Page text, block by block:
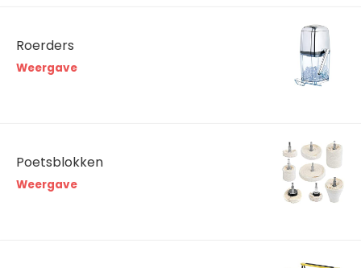
Roerders
Weergave
Poetsblokken
Weergave